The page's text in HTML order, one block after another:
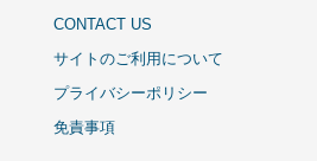
CONTACT US
サイトのご利用について
プライバシーポリシー
免責事項